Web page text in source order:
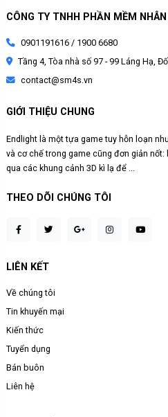
CÔNG TY TNHH PHẦN MỀM
0901191616 / 1900 6680
Tầng 4, Tòa nhà số 97 - 99 Láng Hạ,
contact@sm4s.vn
GIỚI THIỆU CHUNG
Endlight là một tựa game tuy hỗn loạn
và cơ chế trong game cũng đơn giản
qua các khung cảnh 3D kì lạ để ...
THEO DÕI CHÚNG TÔI
LIÊN KẾT
Về chúng tôi
Tin khuyến mại
Kiến thức
Tuyển dụng
Bán buôn
Liên hệ